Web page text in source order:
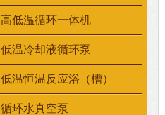
高低温循环一体机
低温冷却液循环泵
低温恒温反应浴（槽）
循环水真空泵